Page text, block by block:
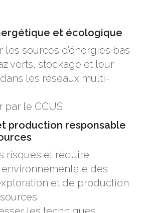
et écologique
les sources d’énergies bas
verts, stockage et leur
les réseaux multi-
par le CCUS
production responsable
risques et réduire
environnementale des
et de production